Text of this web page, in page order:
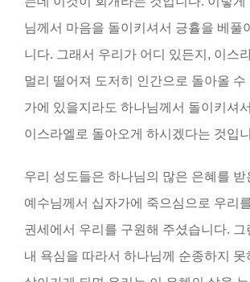
님께서 마음을 돌이키셔서 긍휼을 베풀
니다. 그래서 우리가 어디 있든지, 이스
멀리 떨어져 도저히 인간으로 돌아올 수
가에 있을지라도 하나님께서 돌이키셔
이스라엘로 돌아오게 하시겠다는 것입
우리 성도들은 하나님의 많은 은혜를 받
예수님께서 십자가에 죽으심으로 우리
권세에서 우리를 구원해 주셨습니다.
내 욕심을 따라서 하나님께 순종하지 못